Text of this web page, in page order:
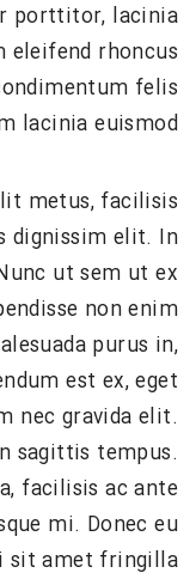
porttitor, lacinia
eleifend rhoncus
felis
lacinia euismod.
metus, facilisis
dignissim elit. In
ut sem ut ex
non enim
purus in,
est ex, eget
nec gravida elit.
sagittis tempus.
facilisis ac ante
mi. Donec eu
sit amet fringilla